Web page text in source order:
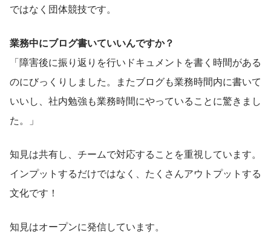
ではなく団体競技です。
業務中にブログ書いていいんですか？
「障害後に振り返りを行いドキュメントを書く時間がある
のにびっくりしました。またブログも業務時間内に書いて
いいし、社内勉強も業務時間にやっていることに驚きまし
た。」
知見は共有し、チームで対応することを重視しています。
インプットするだけではなく、たくさんアウトプットする
文化です！
知見はオープンに発信しています。